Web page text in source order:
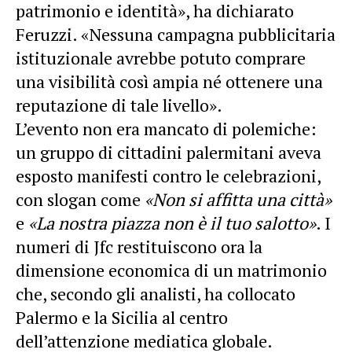
patrimonio e identità», ha dichiarato
Feruzzi. «Nessuna campagna pubblicitaria
istituzionale avrebbe potuto comprare
una visibilità così ampia né ottenere una
reputazione di tale livello».
L’evento non era mancato di polemiche:
un gruppo di cittadini palermitani aveva
esposto manifesti contro le celebrazioni,
con slogan come «Non si affitta una città»
e «La nostra piazza non è il tuo salotto». I
numeri di Jfc restituiscono ora la
dimensione economica di un matrimonio
che, secondo gli analisti, ha collocato
Palermo e la Sicilia al centro
dell’attenzione mediatica globale.